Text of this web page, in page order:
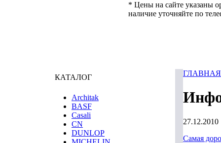
* Цены на сайте указаны
наличие уточняйте по
КАТАЛОГ
Architak
BASF
Casali
CN
DUNLOP
ГЛАВНАЯ
27.12.2010
Самая